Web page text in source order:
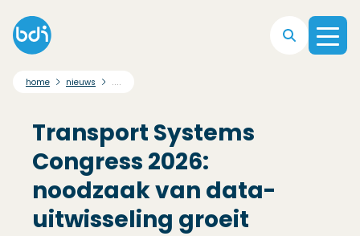
home nieuws ....
Transport Systems
Congress 2026:
noodzaak van data-
uitwisseling groeit